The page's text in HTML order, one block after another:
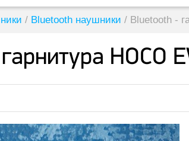
/ Bluetooth наушники / Bluetooth -
HOCO